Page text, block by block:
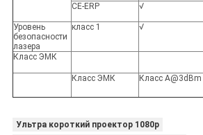
CE-ERP √
Уровень
безопасности
лазера
класс 1 √
Класс ЭМК
Класс ЭМК Класс A@3dBm
Ультра короткий проектор 1080p